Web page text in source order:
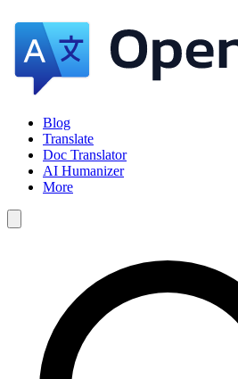
Blog
Translate
Doc Translator
AI Humanizer
More